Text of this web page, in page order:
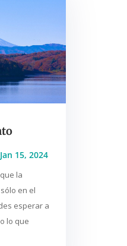
Jan 15, 2024
la
en el
esperar a
lo que